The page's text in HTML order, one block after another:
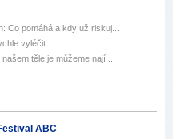
Co pomáhá a kdy už riskuj...
vyléčit
těle je můžeme nají...
ABC